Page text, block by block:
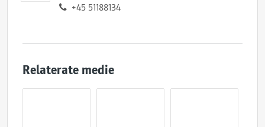
+45 51188134
Relaterate medie